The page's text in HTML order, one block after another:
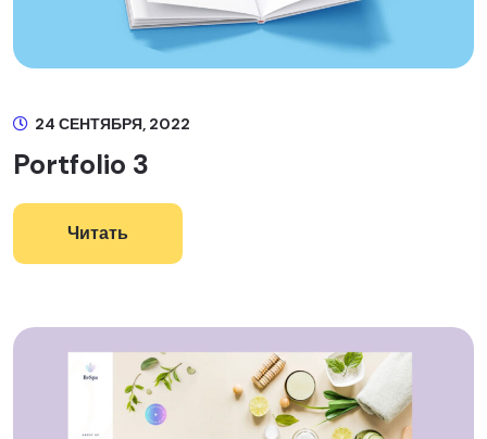
24 СЕНТЯБРЯ, 2022
Portfolio 3
Читать